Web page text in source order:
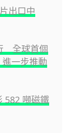
出口中
全球首個
一步推動
582 噸磁鐵